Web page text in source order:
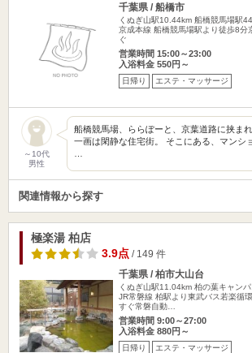
千葉県 / 船橋市
くぬぎ山駅10.44km 船橋競馬場駅
京成本線 船橋競馬場駅より徒歩8分
ぐ
営業時間 15:00～23:00
入浴料金 550円～
日帰り エステ・マッサージ
～10代
男性
船橋競馬場、ららぽーと、京葉道路に挟ま
一画は閑静な住宅街。 そこにある、マンシ
関連情報から探す
極楽湯 柏店
3.9点/ 149 件
千葉県 / 柏市大山台
くぬぎ山駅11.04km 柏の葉キャン
JR常磐線 柏駅より東武バス若楽循
すぐ常磐自動…
営業時間 9:00～27:00
入浴料金 880円～
日帰り エステ・マッサージ